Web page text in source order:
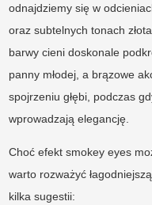
odnajdziemy się w
oraz subtelnych tonach
barwy cieni doskonale
panny młodej, a brązowe
spojrzeniu głębi, podczas
wprowadzają elegancję.
Choć efekt smokey eyes
warto rozważyć
kilka sugestii: